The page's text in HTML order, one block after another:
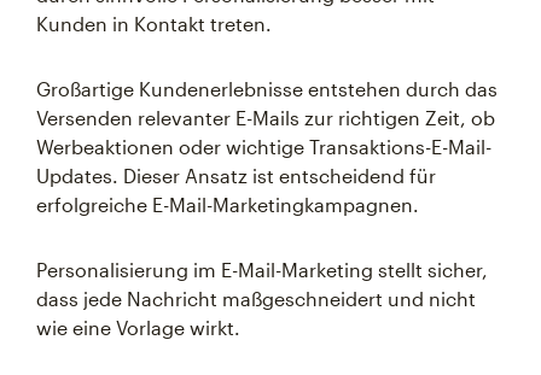
Kunden in Kontakt treten.
Großartige Kundenerlebnisse entstehen durch das
Versenden relevanter E-Mails zur richtigen Zeit, ob
Werbeaktionen oder wichtige Transaktions-E-Mail-
Updates. Dieser Ansatz ist entscheidend für
erfolgreiche E-Mail-Marketingkampagnen.
Personalisierung im E-Mail-Marketing stellt sicher,
dass jede Nachricht maßgeschneidert und nicht
wie eine Vorlage wirkt.